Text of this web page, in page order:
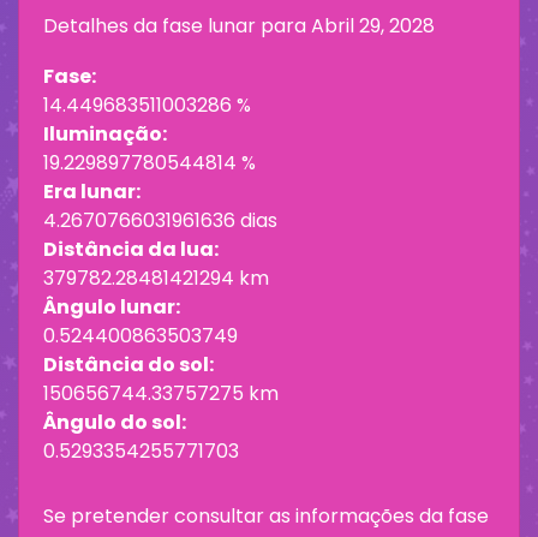
Detalhes da fase lunar paraAbril 29, 2028
Fase:
14.449683511003286 %
Iluminação:
19.229897780544814 %
Era lunar:
4.2670766031961636 dias
Distância da lua:
379782.28481421294 km
Ângulo lunar:
0.524400863503749
Distância do sol:
150656744.33757275 km
Ângulo do sol:
0.5293354255771703
Se pretender consultar as informações da fase